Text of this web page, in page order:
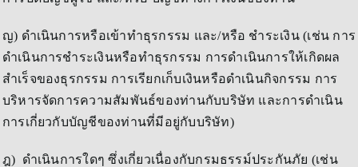
ญ) ดำเนินการหรือเข้าทำธุรกรรม และ/หรือ ชำระเงิน (เช่น การ
ดำเนินการชำระเงินหรือทำธุรกรรม การดำเนินการให้เกิดผล
สำเร็จของธุรกรรม การเรียกเก็บเงินหรือดำเนินกิจกรรม การ
บริหารจัดการความสัมพันธ์ของท่านกับบริษัท และการดำเนิน
การเกี่ยวกับบัญชีของท่านที่มีอยู่กับบริษัท)
ฎ) ดำเนินการใดๆ ซึ่งเกี่ยวเนื่องกับกรมธรรม์ประกันภัย (เช่น